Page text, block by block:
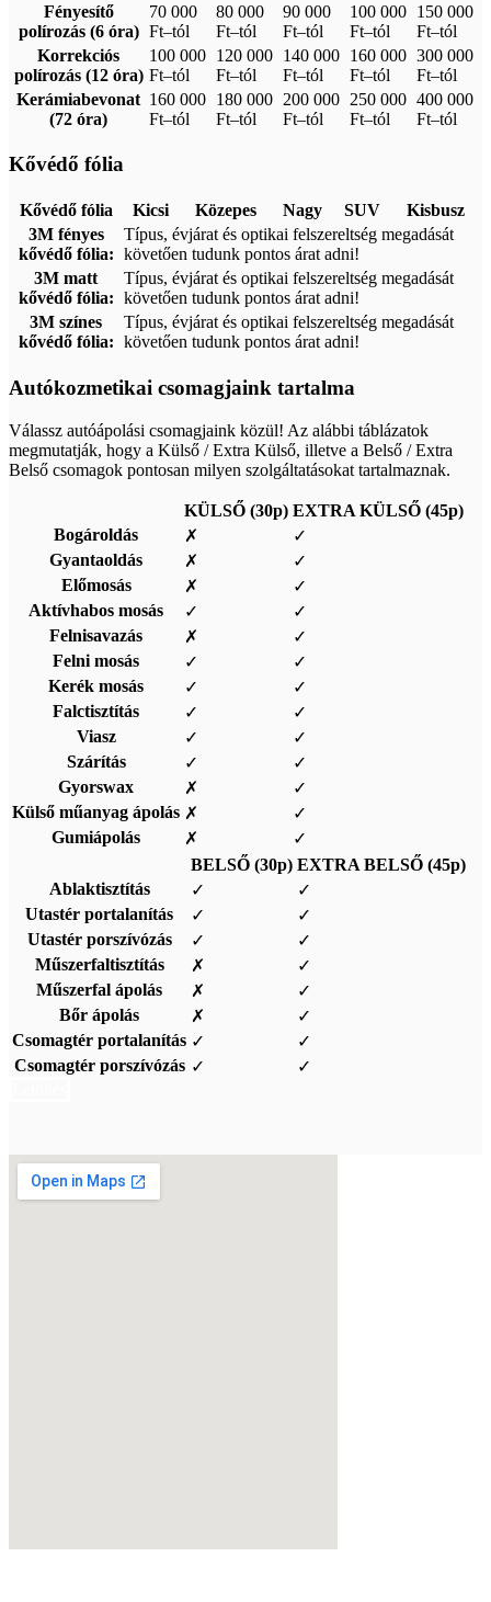
Fényesítő
polírozás (6 óra)
70 000
Ft–tól
80 000
Ft–tól
90 000
Ft–tól
100 000
Ft–tól
150 000
Ft–tól
Korrekciós
polírozás (12 óra)
100 000
Ft–tól
120 000
Ft–tól
140 000
Ft–tól
160 000
Ft–tól
300 000
Ft–tól
Kerámiabevonat
(72 óra)
160 000
Ft–tól
180 000
Ft–tól
200 000
Ft–tól
250 000
Ft–tól
400 000
Ft–tól
Kővédő fólia
Kővédő fólia Kicsi Közepes Nagy SUV
Kisbusz
3M fényes
kővédő fólia:
Típus, évjárat és optikai felszereltség megadását
követően tudunk pontos árat adni!
3M matt
kővédő fólia:
Típus, évjárat és optikai felszereltség megadását
követően tudunk pontos árat adni!
3M színes
kővédő fólia:
Típus, évjárat és optikai felszereltség megadását
követően tudunk pontos árat adni!
Autókozmetikai csomagjaink tartalma
Válassz autóápolási csomagjaink közül! Az alábbi táblázatok
megmutatják, hogy a Külső / Extra Külső, illetve a Belső / Extra
Belső csomagok pontosan milyen szolgáltatásokat tartalmaznak.
KÜLSŐ (30p) EXTRA KÜLSŐ (45p)
Bogároldás
✗
✓
Gyantaoldás
✗
✓
Előmosás
✗
✓
Aktívhabos mosás
✓
✓
Felnisavazás
✗
✓
Felni mosás
✓
✓
Kerék mosás
✓
✓
Falctisztítás
✓
✓
Viasz
✓
✓
Szárítás
✓
✓
Gyorswax
✗
✓
Külső műanyag ápolás ✗
✓
Gumiápolás
✗
✓
BELSŐ (30p) EXTRA BELSŐ (45p)
Ablaktisztítás
✓
✓
Utastér portalanítás
✓
✓
Utastér porszívózás
✓
✓
Műszerfaltisztítás
✗
✓
Műszerfal ápolás
✗
✓
Bőr ápolás
✗
✓
Csomagtér portalanítás ✓
✓
Csomagtér porszívózás ✓
✓